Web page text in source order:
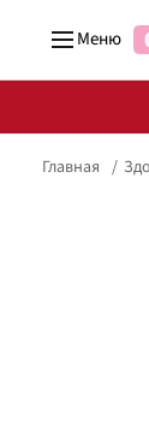
Меню
Главная